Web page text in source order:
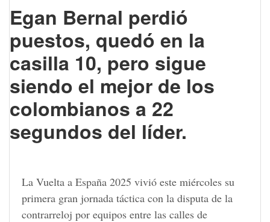
Egan Bernal perdió
puestos, quedó en la
casilla 10, pero sigue
siendo el mejor de los
colombianos a 22
segundos del líder.
La Vuelta a España 2025 vivió este miércoles su
primera gran jornada táctica con la disputa de la
contrarreloj por equipos entre las calles de